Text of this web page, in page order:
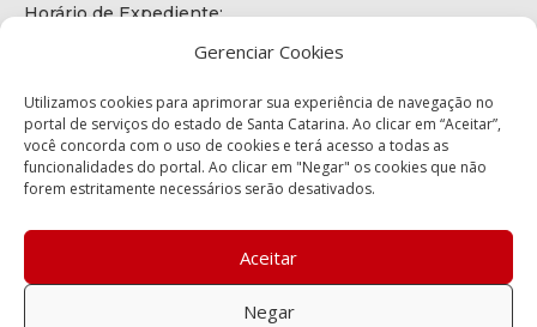
Gerenciar Cookies
Utilizamos cookies para aprimorar sua experiência de navegação no
portal de serviços do estado de Santa Catarina. Ao clicar em “Aceitar”,
você concorda com o uso de cookies e terá acesso a todas as
funcionalidades do portal. Ao clicar em "Negar" os cookies que não
forem estritamente necessários serão desativados.
Aceitar
Negar
Horário de Expediente:
E-mail:
secretariaexecutiva@cetran.sc.gov.br
ENDEREÇO
Endereço:
Bairro:
Coqueiros, Florianópolis SC
88.080-160